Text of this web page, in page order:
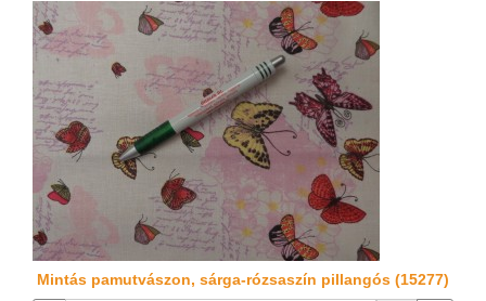
Mintás pamutvászon, sárga-rózsaszín pillangós (15277)